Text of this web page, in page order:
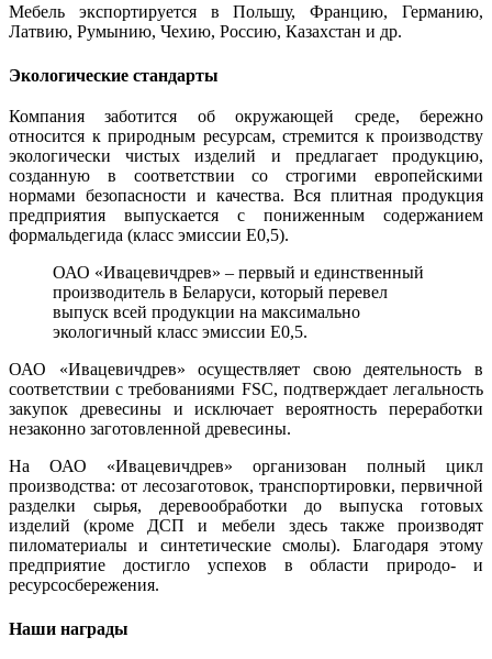
Мебель экспортируется в Польшу, Францию, Германию,
Латвию, Румынию, Чехию, Россию, Казахстан и др.
Экологические стандарты
Компания заботится об окружающей среде, бережно
относится к природным ресурсам, стремится к производству
экологически чистых изделий и предлагает продукцию,
созданную в соответствии со строгими европейскими
нормами безопасности и качества. Вся плитная продукция
предприятия выпускается с пониженным содержанием
формальдегида (класс эмиссии Е0,5).
ОАО «Ивацевичдрев» – первый и единственный
производитель в Беларуси, который перевел
выпуск всей продукции на максимально
экологичный класс эмиссии Е0,5.
ОАО «Ивацевичдрев» осуществляет свою деятельность в
соответствии с требованиями FSC, подтверждает легальность
закупок древесины и исключает вероятность переработки
незаконно заготовленной древесины.
На ОАО «Ивацевичдрев» организован полный цикл
производства: от лесозаготовок, транспортировки, первичной
разделки сырья, деревообработки до выпуска готовых
изделий (кроме ДСП и мебели здесь также производят
пиломатериалы и синтетические смолы). Благодаря этому
предприятие достигло успехов в области природо- и
ресурсосбережения.
Наши награды